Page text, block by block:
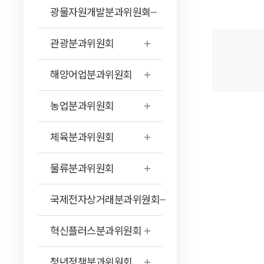
광물자원개발분과위원회
관광분과위원회
해양어업분과위원회
농업분과위원회
체육분과위원회
물류분과위원회
국제전자상거래분과위원회
혁신플러스분과위원회